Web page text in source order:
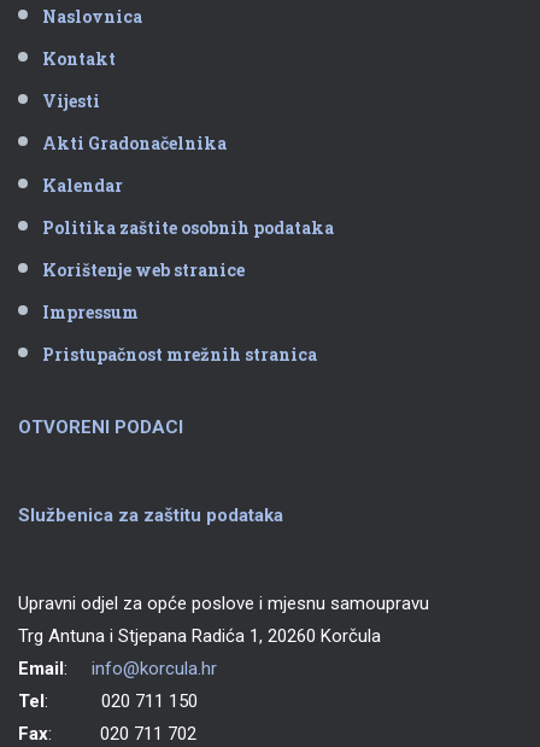
Naslovnica
Kontakt
Vijesti
Akti Gradonačelnika
Kalendar
Politika zaštite osobnih podataka
Korištenje web stranice
Impressum
Pristupačnost mrežnih stranica
OTVORENI PODACI
Službenica za zaštitu podataka
Upravni odjel za opće poslove i mjesnu samoupravu
Trg Antuna i Stjepana Radića 1, 20260 Korčula
Email: info@korcula.hr
Tel: 020 711 150
Fax: 020 711 702